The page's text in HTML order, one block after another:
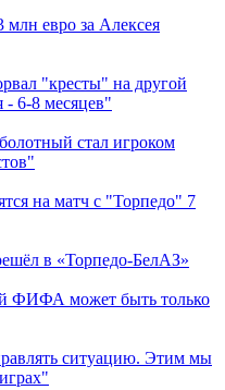
млн евро за Алексея
"кресты" на другой
- 6-8 месяцев"
стал игроком
на матч с "Торпедо" 7
в «Торпедо-БелАЗ»
ФИФА может быть только
ситуацию. Этим мы